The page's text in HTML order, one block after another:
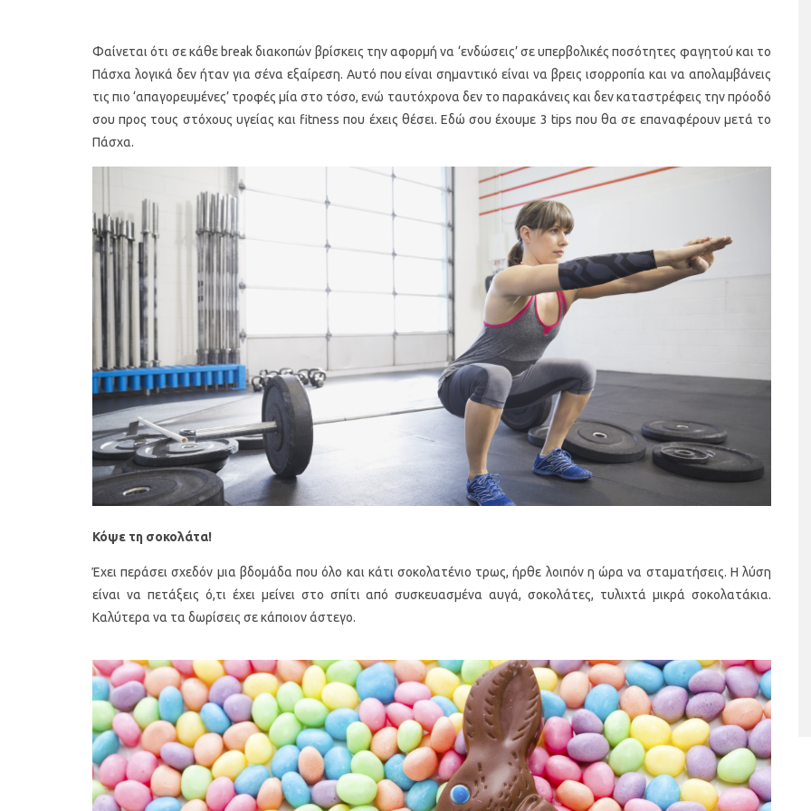
Φαίνεται ότι σε κάθε break διακοπών βρίσκεις την αφορμή να ‘ενδώσεις’ σε υπερβολικές ποσότητες φαγητού και το
Πάσχα λογικά δεν ήταν για σένα εξαίρεση. Αυτό που είναι σημαντικό είναι να βρεις ισορροπία και να απολαμβάνεις
τις πιο ‘απαγορευμένες’ τροφές μία στο τόσο, ενώ ταυτόχρονα δεν το παρακάνεις και δεν καταστρέφεις την πρόοδό
σου προς τους στόχους υγείας και fitness που έχεις θέσει. Εδώ σου έχουμε 3 tips που θα σε επαναφέρουν μετά το
Πάσχα.
Κόψε τη σοκολάτα!
Έχει περάσει σχεδόν μια βδομάδα που όλο και κάτι σοκολατένιο τρως, ήρθε λοιπόν η ώρα να σταματήσεις. Η λύση
είναι να πετάξεις ό,τι έχει μείνει στο σπίτι από συσκευασμένα αυγά, σοκολάτες, τυλιχτά μικρά σοκολατάκια.
Καλύτερα να τα δωρίσεις σε κάποιον άστεγο.
Οι 4 πιο λαχταριστές βελουτέ
σούπες για τον χειμώνα
5 γρήγορα και υγιεινά σνακ Banana Coconut Popsicles